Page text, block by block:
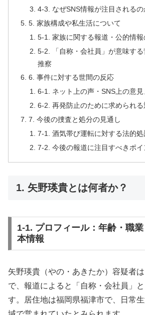
4-3. なぜSNS情報が注目されるの
5. 家族構成や私生活について
5-1. 家族に関する報道・公的情報
5-2. 「自称・会社員」が意味す
推察
6. 事件に対する世間の反応
6-1. ネット上の声・SNS上の意見
6-2. 再発防止のために求められる
7. 今後の捜査と処分の見通し
7-1. 酒気帯び運転に対する法的処
7-2. 今後の報道に注目すべきポイ
1. 矢野瑛貴とは何者か？
1-1. プロフィール：年齢・職
本情報
矢野瑛貴（やの・あきたか）容疑者
で、報道によると「自称・会社員」
す。居住地は福岡県福津市で、日常